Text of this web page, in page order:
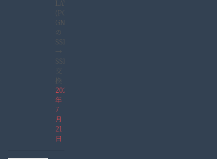
LAVIE
(PC-
GN165GDAD)
の
SSHD
→
SSD
交
換
2022
年
7
月
21
日